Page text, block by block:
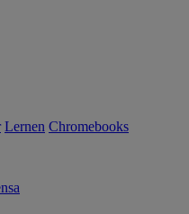
Lernen Chromebooks